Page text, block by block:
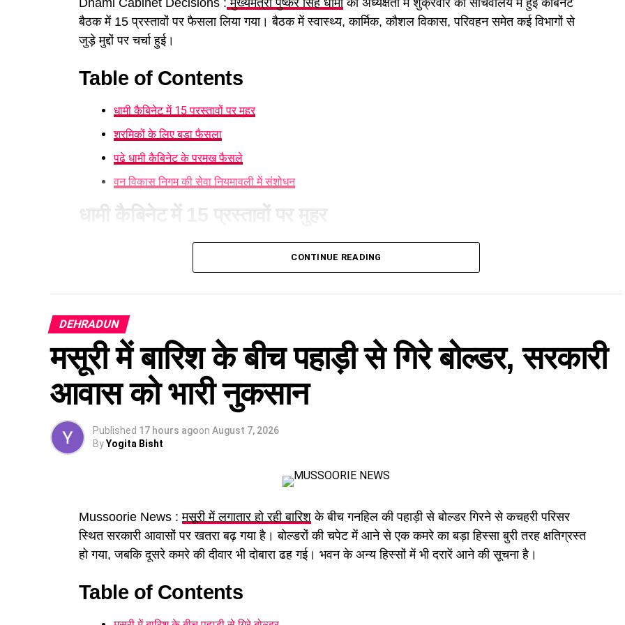
बैठक में 15 प्रस्तावों पर फैसला लिया गया। बैठक में स्वास्थ्य, कार्मिक, कौशल विकास, परिवहन समेत कई विभागों से
जुड़े मुद्दों पर चर्चा हुई।
Table of Contents
धामी कैबिनेट में 15 प्रस्तावों पर मुहर
श्रमिकों के लिए बड़ा फैसला
पढ़े धामी कैबिनेट के प्रमुख फैसले
वन विकास निगम की सेवा नियमावली में संशोधन
धामी कैबिनेट में 15 प्रस्तावों पर मुहर
आज हुई कैबिनेट की बैठक में 15 प्रस्तावों पर मुहर लगी है। कैबिनेट ने गोपालन योजना में सामान्य वर्ग को भी शामिल
करने का निर्णय लिया है। पात्र लोगों को सब्सिडी मिलेगी और वे गाय या भैंस खरीद सकेंगे।
श्रमिकों के लिए बड़ा फैसला
कैबिनेट ने
होगा। पुरुष और महिला कर्मचारियों को समान काम के लिए समान मजदूरी का प्रावधान भी किया गया है।
पढ़े धामी कैबिनेट के प्रमुख फैसले
CONTINUE READING
DEHRADUN
मसूरी में बारिश के बीच पहाड़ी से गिरे बोल्डर, सरकारी
आवास को भारी नुकसान
Published 17 hours agoon August 7, 2026
ByYogita Bisht
Mussoorie News :मसूरी में लगातार हो रही बारिश के बीच गनहिल की पहाड़ी से बोल्डर गिरने से कचहरी परिसर
स्थित सरकारी आवासों पर खतरा बढ़ गया है। बोल्डरों की चपेट में आने से एक कमरे का बड़ा हिस्सा बुरी तरह क्षतिग्रस्त
हो गया, जबकि दूसरे कमरे की दीवार भी दोबारा ढह गई। भवन के अन्य हिस्सों में भी दरारें आने की सूचना है।
Table of Contents